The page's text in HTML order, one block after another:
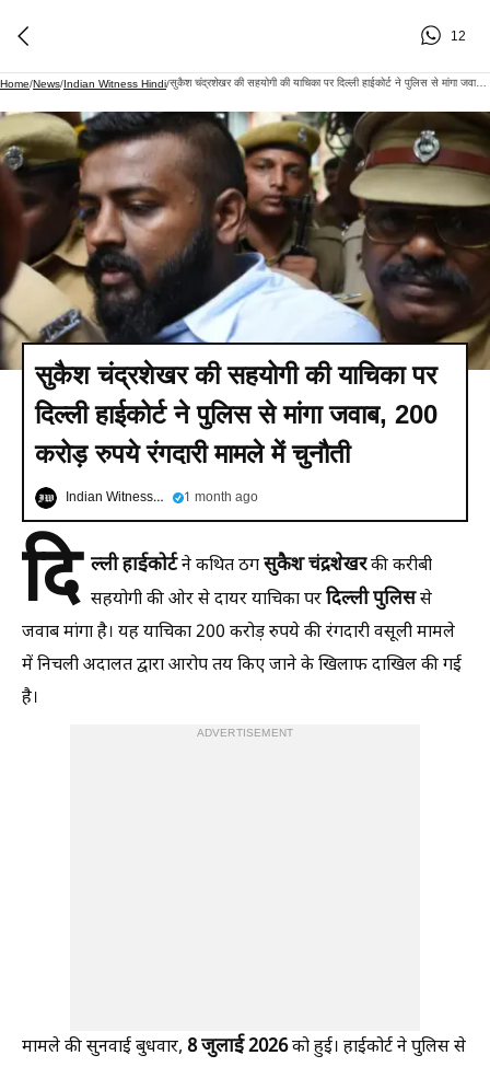
12
Home/News/Indian Witness Hindi/ सुकैश चंद्रशेखर की सहयोगी की याचिका पर दिल्ली हाईकोर्ट ने पुलिस से मांगा जवाब, 200 करोड़ रुपये रंगदारी मामले में चुनौती
सुकैश चंद्रशेखर की सहयोगी की याचिका पर
दिल्ली हाईकोर्ट ने पुलिस से मांगा जवाब, 200
करोड़ रुपये रंगदारी मामले में चुनौती
Indian Witness Hindi 1 month ago
दि ल्लीहाईकोर्टने कथित ठगसुकैशचंद्रशेखरकी करीबी
सहयोगी की ओर से दायर याचिका परदिल्लीपुलिससे
जवाब मांगा है। यह याचिका 200 करोड़ रुपये की रंगदारी वसूली मामले
में निचली अदालत द्वारा आरोप तय किए जाने के खिलाफ दाखिल की गई
है।
ADVERTISEMENT
मामले की सुनवाई बुधवार, 8जुलाई 2026को हुई। हाईकोर्ट ने पुलिस से